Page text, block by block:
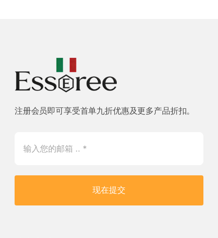
注册会员即可享受首单九折优惠及更多产品折扣。
现在提交